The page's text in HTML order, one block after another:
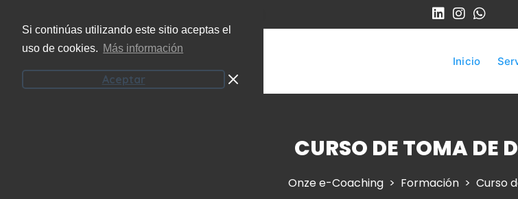
Si continúas utilizando este sitio aceptas el
uso de cookies. Más información
Aceptar
Inicio
CURSO DE TOMA DE
Onze e-Coaching Formación Curso